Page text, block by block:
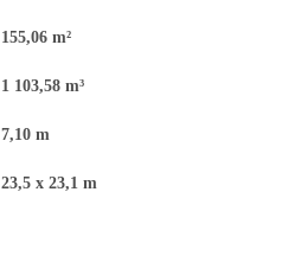
155,06 m²
1 103,58 m³
7,10 m
23,5 x 23,1 m